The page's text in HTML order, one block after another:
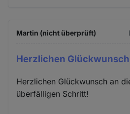
Martin (nicht überprüft)
Herzlichen
Herzlichen Glückwunsch an
überfälligen Schritt!